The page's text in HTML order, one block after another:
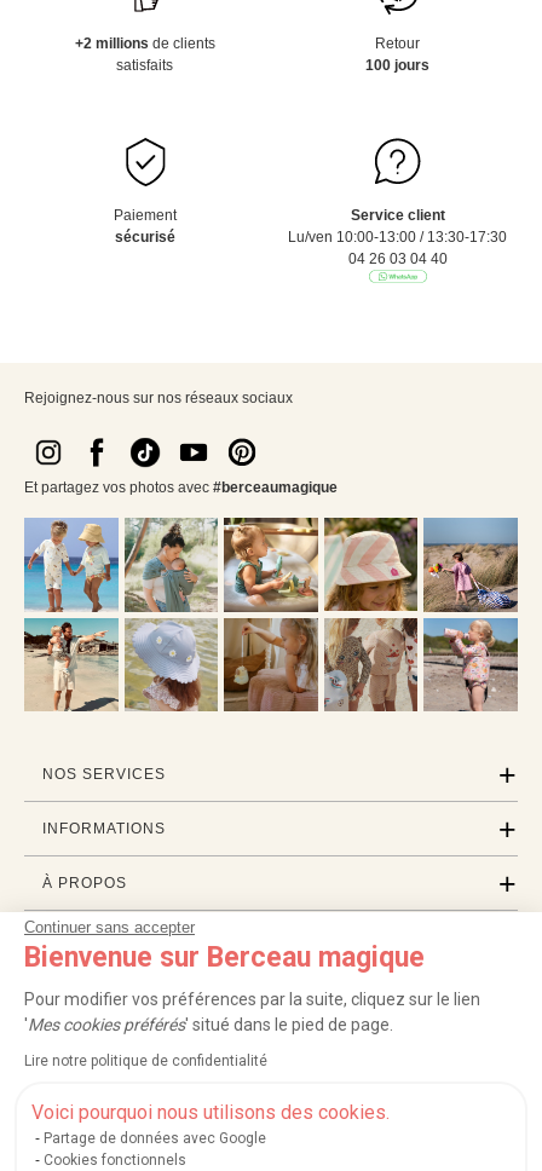
Continuer sans accepter
Bienvenue sur Berceau magique
Pour modifier vos préférences par la suite, cliquez sur le lien
'Mes cookies préférés' situé dans le pied de page.
Lire notre politique de confidentialité
Voici pourquoi nous utilisons des cookies.
Partage de données avec Google
Cookies fonctionnels
+2 millions de clients
satisfaits
Retour
100 jours
Paiement
sécurisé
Service client
Lu/ven 10:00-13:00 / 13:30-17:30
04 26 03 04 40
Rejoignez-nous sur nos réseaux sociaux
Et partagez vos photos avec #berceaumagique
NOS SERVICES
INFORMATIONS
À PROPOS
PROFESSIONNELS
LISTES CADEAUX
Service après-vente| FAQ |Rappels de produits|Protection des données
Mentions légales et crédits Conditions générales de ventes